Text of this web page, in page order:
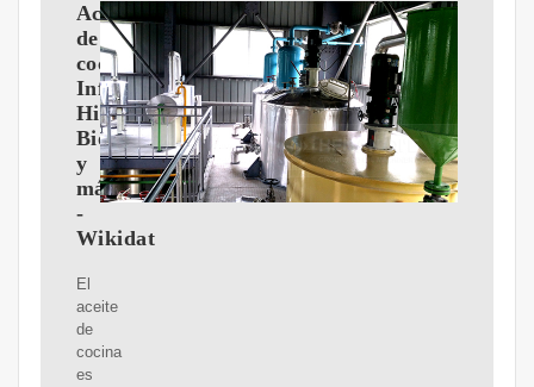
Aceite
de
cocina
Información,
Historia,
Biografía
y
más.
-
Wikidat
El
aceite
de
cocina
es